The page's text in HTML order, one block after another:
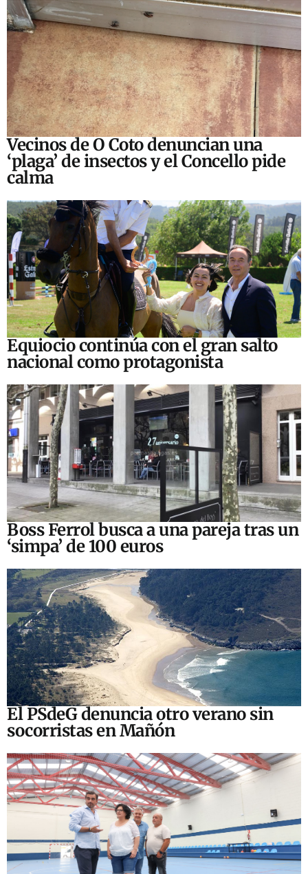
Vecinos de O Coto denuncian una
‘plaga’ de insectos y el Concello pide
calma
Equiocio continúa con el gran salto
nacional como protagonista
Boss Ferrol busca a una pareja tras un
‘simpa’ de 100 euros
El PSdeG denuncia otro verano sin
socorristas en Mañón